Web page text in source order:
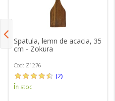
Spatula, lemn de acacia, 35
cm - Zokura
Cod: Z1276
(2)
În stoc